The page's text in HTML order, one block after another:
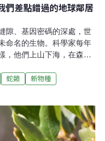
們差點錯過的地球鄰居
隙、基因密碼的深處，世
命名的生物。科學家每年
，他們上山下海，在森林
的蝴蝶、特殊的鸚鵡蛇，
帕拉伊巴聯邦大學
熟知地球物種，但即便是
。」有些估計甚至認
10%。科學界所謂的「新
蛇類
新物種